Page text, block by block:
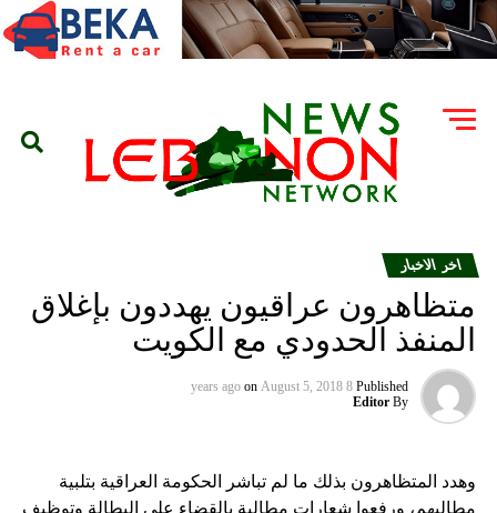
اخر الاخبار
متظاهرون عراقيون يهددون بإغلاق
المنفذ الحدودي مع الكويت
Published
8 years ago
on August 5, 2018
By
Editor
وهدد المتظاهرون بذلك ما لم تباشر الحكومة العراقية بتلبية
مطالبهم، ورفعوا شعارات مطالبة بالقضاء على البطالة وتوظيف